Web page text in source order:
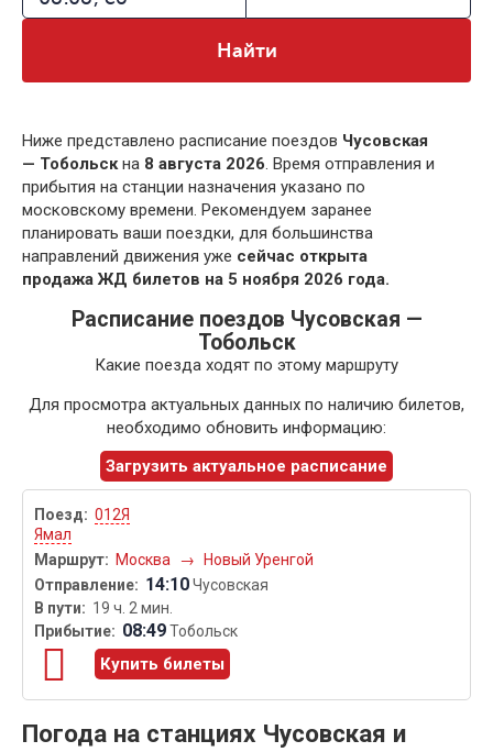
Найти
Ниже представлено расписание поездов Чусовская
— Тобольскна 8 августа 2026. Время отправления и
прибытия на станции назначения указано по
московскому времени. Рекомендуем заранее
планировать ваши поездки, для большинства
направлений движения уже сейчас открыта
продажа ЖД билетов на 5 ноября 2026 года.
Расписание поездов Чусовская —
Тобольск
Какие поезда ходят по этому маршруту
Для просмотра актуальных данных по наличию билетов,
необходимо обновить информацию:
Загрузить актуальное расписание
012Я
Ямал
Москва
→ Новый Уренгой
14:10Чусовская
19 ч. 2 мин.
08:49Тобольск
Купить билеты
Погода на станциях Чусовская и